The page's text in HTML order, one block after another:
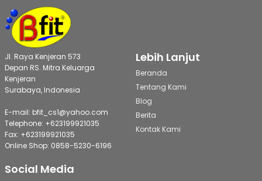
Jl. Raya Kenjeran 573
Depan RS. Mitra Keluarga
Kenjeran
Surabaya, Indonesia
E-mail: bfit_cs1@yahoo.com
Telephone: +623199921035
Fax: +623199921035
Online Shop: 0858-5230-6196
Lebih Lanjut
Beranda
Tentang Kami
Blog
Berita
Kontak Kami
Social Media